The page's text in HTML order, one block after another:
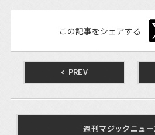
この記事をシェアする
PREV
週刊マジックニュ